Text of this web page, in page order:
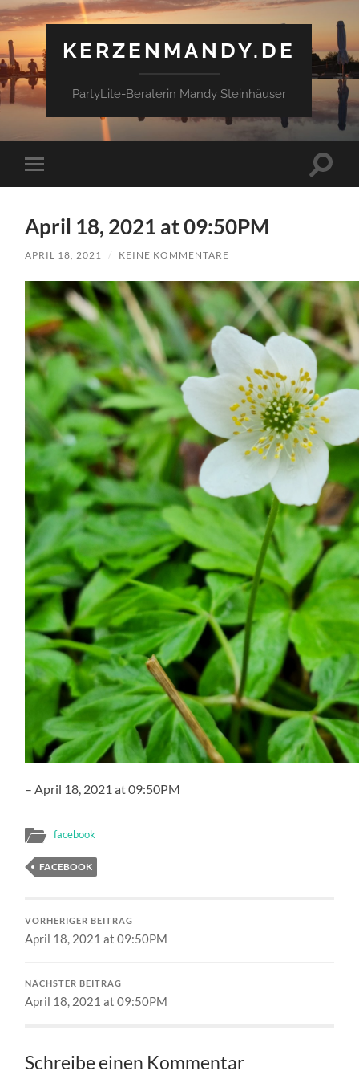
KERZENMANDY.DE
PartyLite-Beraterin Mandy Steinhäuser
Mobile-
Menü
April 18, 2021 at 09:50PM
APRIL 18, 2021 / KEINE KOMMENTARE
– April 18, 2021 at 09:50PM
facebook
FACEBOOK
VORHERIGER BEITRAG
April 18, 2021 at 09:50PM
NÄCHSTER BEITRAG
April 18, 2021 at 09:50PM
Schreibe einen Kommentar